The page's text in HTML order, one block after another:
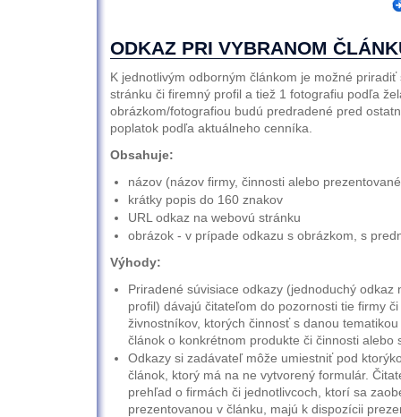
ODKAZ PRI VYBRANOM
K jednotlivým odborným článkom je možné
stránku či firemný profil a tiež 1 fotografiu podľa
obrázkom/fotografiou budú predradené pred
poplatok podľa aktuálneho cenníka.
Obsahuje:
názov (názov firmy, činnosti alebo
krátky popis do 160 znakov
URL odkaz na webovú stránku
obrázok - v prípade odkazu s obrázkom, s
Výhody:
Priradené súvisiace odkazy (jednoduchý odkaz
profil) dávajú čitateľom do pozornosti tie firmy
živnostníkov, ktorých činnosť s danou
článok o konkrétnom produkte či činnosti alebo
Odkazy si zadávateľ môže umiestniť pod
článok, ktorý má na ne vytvorený formulár.
prehľad o firmách či jednotlivcoch, ktorí sa
prezentovanou v článku, majú k dispozícii